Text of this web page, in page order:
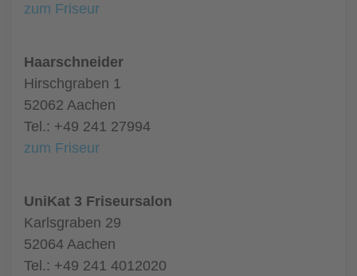
zum Friseur
Haarschneider
Hirschgraben 1
52062 Aachen
Tel.: +49 241 27994
zum Friseur
UniKat 3 Friseursalon
Karlsgraben 29
52064 Aachen
Tel.: +49 241 4012020